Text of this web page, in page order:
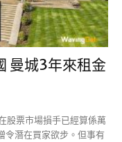
曼城3年來租金
股票市場損手已經算係萬
令潛在買家欲步。但事有